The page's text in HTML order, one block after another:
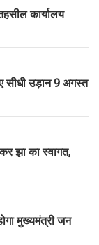
कार्यालय
सीधी उड़ान 9 अगस्त
झा का स्वागत,
मुख्यमंत्री जन